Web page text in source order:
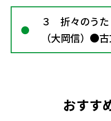
３ 折々のう
（大岡信）●
べ５･･･和歌〔
おすす